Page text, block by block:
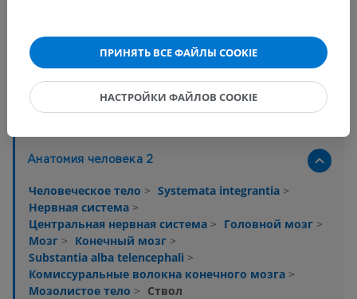
Анатомическая иерархия
Анатомия человека 2
Человеческое тело > Systemata integrantia >
Нервная система >
Центральная нервная система > Головной мозг >
Мозг > Конечный мозг >
Substantia alba telencephali >
Комиссуральные волокна конечного мозга >
Мозолистое тело > Ствол
ПРИНЯТЬ ВСЕ ФАЙЛЫ COOKIE
НАСТРОЙКИ ФАЙЛОВ COOKIE